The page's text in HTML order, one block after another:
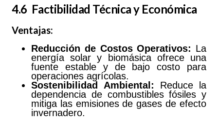
4.6 Factibilidad Técnica y Económica
Ventajas:
Reducción de Costos Operativos: La
energía solar y biomásica ofrece una
fuente estable y de bajo costo para
operaciones agrícolas.
Sostenibilidad
Ambiental: Reduce la
dependencia de combustibles fósiles y
mitiga las emisiones de gases de efecto
invernadero.